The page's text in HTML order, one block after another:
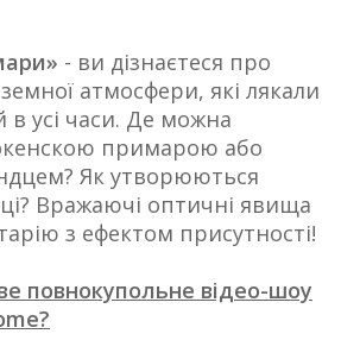
- ви дізнаєтеся про
атмосфери, які лякали
в усі часи. Де можна
примарою або
Як утворюються
Вражаючі оптичні явища
з ефектом присутності!
повнокупольне відео-шоу